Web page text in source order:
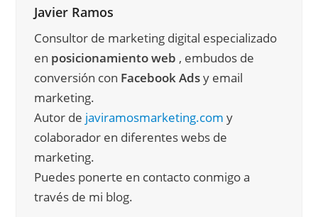
Javier Ramos
Consultor de marketing digital especializado
en posicionamiento web , embudos de
conversión con Facebook Adsy email
marketing.
Autor de javiramosmarketing.com y
colaborador en diferentes webs de
marketing.
Puedes ponerte en contacto conmigo a
través de mi blog.